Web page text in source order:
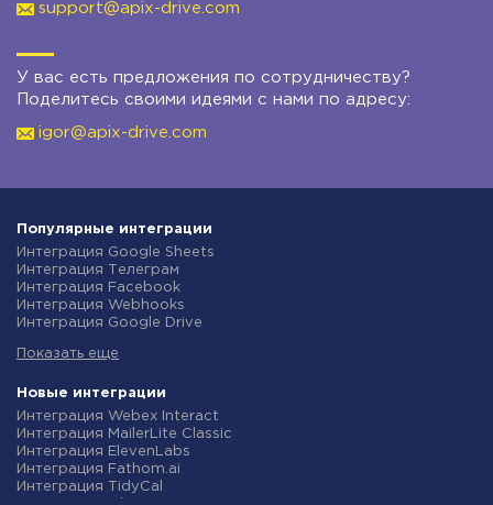
support@apix-drive.com
У вас есть предложения по сотрудничеству?
Поделитесь своими идеями с нами по адресу:
igor@apix-drive.com
Популярные интеграции
Интеграция Google Sheets
Интеграция Телеграм
Интеграция Facebook
Интеграция Webhooks
Интеграция Google Drive
Интеграция Gmail
Интеграция Новая Почта
Интеграция Binotel
Интеграция OpenAI (ChatGPT)
Интеграция Prom
Интеграция Приват24
Интеграция OLX
Интеграция TurboSMS
Показать еще
Новые интеграции
Интеграция Webex Interact
Интеграция MailerLite Classic
Интеграция ElevenLabs
Интеграция Fathom.ai
Интеграция TidyCal